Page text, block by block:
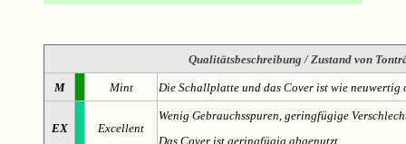
Qualitätsbeschreibung / Zustand von
M Mint Die Schallplatte und das Cover ist wie
EX Excellent
Wenig Gebrauchsspuren, geringfügige
Das Cover ist geringfügig abgenutzt.